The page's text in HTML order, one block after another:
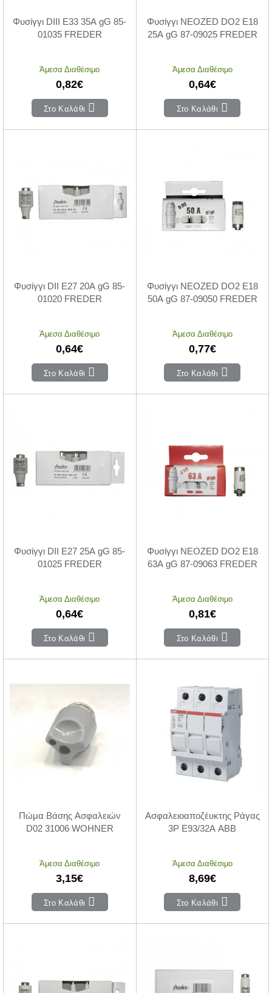
Φυσίγγι DIII Ε33 35Α gG 85-
01035 FREDER
Άμεσα Διαθέσιμο
0,82€
Στο Καλάθι
Φυσίγγι NEOZED DO2 Ε18
25Α gG 87-09025 FREDER
Άμεσα Διαθέσιμο
0,64€
Στο Καλάθι
Φυσίγγι DII Ε27 20Α gG 85-
01020 FREDER
Άμεσα Διαθέσιμο
0,64€
Στο Καλάθι
Φυσίγγι NEOZED DO2 Ε18
50Α gG 87-09050 FREDER
Άμεσα Διαθέσιμο
0,77€
Στο Καλάθι
Φυσίγγι DII Ε27 25Α gG 85-
01025 FREDER
Άμεσα Διαθέσιμο
0,64€
Στο Καλάθι
Φυσίγγι NEOZED DO2 Ε18
63Α gG 87-09063 FREDER
Άμεσα Διαθέσιμο
0,81€
Στο Καλάθι
Πώμα Βάσης Ασφαλειών
D02 31006 WOHNER
Άμεσα Διαθέσιμο
3,15€
Στο Καλάθι
Ασφαλειοαποζέυκτης Ράγας
3P E93/32Α ABB
Άμεσα Διαθέσιμο
8,69€
Στο Καλάθι